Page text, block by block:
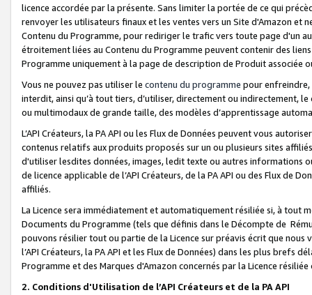
licence accordée par la présente. Sans limiter la portée de ce qui
renvoyer les utilisateurs finaux et les ventes vers un Site d'Amazon et
Contenu du Programme, pour rediriger le trafic vers toute page d'un
étroitement liées au Contenu du Programme peuvent contenir des
Programme uniquement à la page de description de Produit associée
Vous ne pouvez pas utiliser le contenu du programme pour
interdit, ainsi qu’à tout tiers, d’utiliser, directement ou indirectement,
ou multimodaux de grande taille, des modèles d’apprentissage
L’API Créateurs, la PA API ou les Flux de Données peuvent vous
contenus relatifs aux produits proposés sur un ou plusieurs sites
d'utiliser lesdites données, images, ledit texte ou autres informations
de licence applicable de l’API Créateurs, de la PA API ou des Flux de
affiliés.
La Licence sera immédiatement et automatiquement résiliée si, à
Documents du Programme (tels que définis dans le Décompte de
pouvons résilier tout ou partie de la Licence sur préavis écrit que
l’API Créateurs, la PA API et les Flux de Données) dans les plus
Programme et des Marques d'Amazon concernés par la Licence
2. Conditions d'Utilisation de l’API Créateurs et de la PA API